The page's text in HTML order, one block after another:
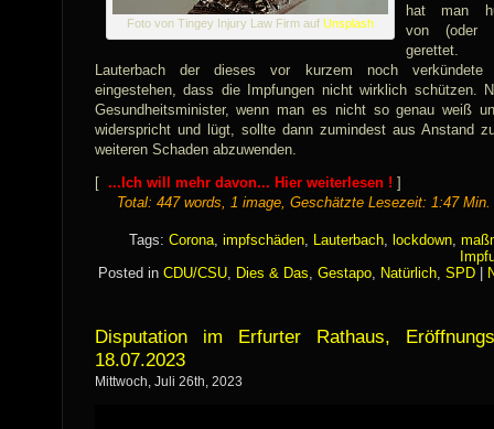
Foto von Tingey Injury Law Firm auf Unsplash
hat man
von (oder
Lauterbach der dieses vor kurzem noch verkündete
eingestehen, dass die Impfungen nicht wirklich schützen.
Gesundheitsminister, wenn man es nicht so genau weiß
widerspricht und lügt, sollte dann zumindest aus Anstand
weiteren Schaden abzuwenden.
[ ...Ich will mehr davon... Hier weiterlesen ! ]
Total: 447 words, 1 image, Geschätzte Lesezeit: 1:47 Min.
Tags: Corona, impfschäden, Lauterbach, lockdown,
Posted in CDU/CSU, Dies & Das, Gestapo, Natürlich, SPD|
Disputation im Erfurter Rathaus,
18.07.2023
Mittwoch, Juli 26th, 2023